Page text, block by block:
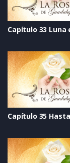
Capítulo 33 Luna